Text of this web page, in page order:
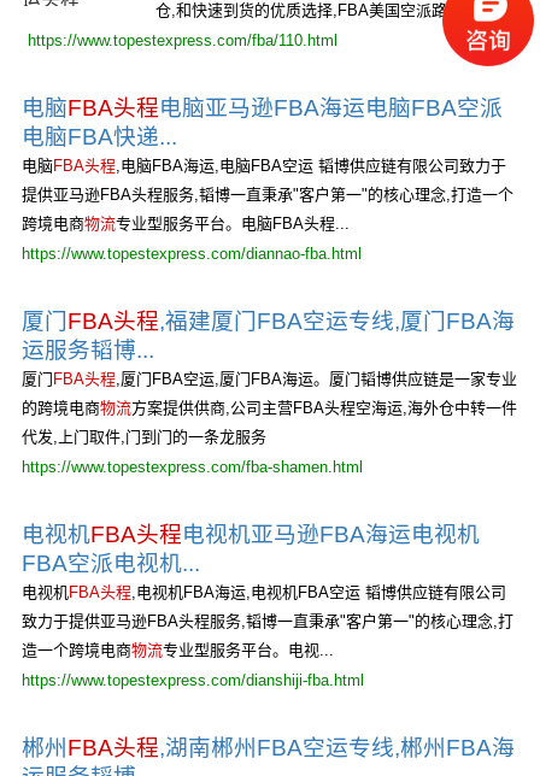
仓,和快速到货的优质选择,FBA美国空派路...
https://www.topestexpress.com/fba/110.html
电脑FBA头程电脑亚马逊FBA海运电脑FBA空派
电脑FBA快递...
电脑FBA头程,电脑FBA海运,电脑FBA空运 韬博供应链有限公司致力于
提供亚马逊FBA头程服务,韬博一直秉承"客户第一"的核心理念,打造一个
跨境电商物流专业型服务平台。电脑FBA头程...
https://www.topestexpress.com/diannao-fba.html
厦门FBA头程,福建厦门FBA空运专线,厦门FBA海
运服务韬博...
厦门 FBA头程,厦门FBA空运,厦门FBA海运。厦门韬博供应链是一家专业
的跨境电商物流方案提供供商,公司主营FBA头程空海运,海外仓中转一件
代发,上门取件,门到门的一条龙服务
https://www.topestexpress.com/fba-shamen.html
电视机FBA头程电视机亚马逊FBA海运电视机
FBA空派电视机...
电视机FBA头程,电视机FBA海运,电视机FBA空运 韬博供应链有限公司
致力于提供亚马逊FBA头程服务,韬博一直秉承"客户第一"的核心理念,打
造一个跨境电商物流专业型服务平台。电视...
https://www.topestexpress.com/dianshiji-fba.html
郴州 FBA头程,湖南郴州FBA空运专线,郴州FBA海